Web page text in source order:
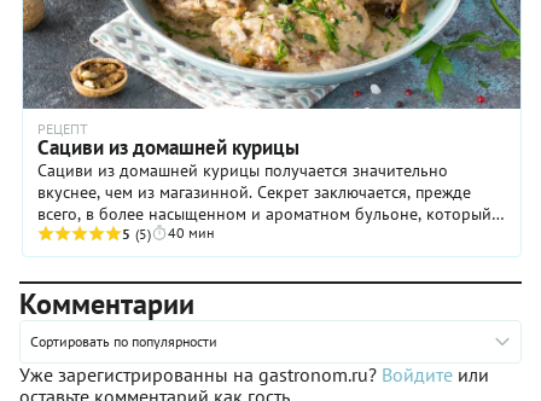
РЕЦЕПТ
Сациви из домашней курицы
Сациви из домашней курицы получается значительно
вкуснее, чем из магазинной. Секрет заключается, прежде
всего, в более насыщенном и ароматном бульоне, который
добавляется в соус. Правда, варить такой ...
5 (5) 40 мин
Комментарии
Сортировать по популярности
Уже зарегистрированны на gastronom.ru? Войдите или
оставьте комментарий как гость